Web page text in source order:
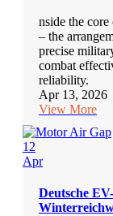
nside the
– the
precise
combat
reliability.
Apr 13, 2026
View More
12
Apr
Deutsche